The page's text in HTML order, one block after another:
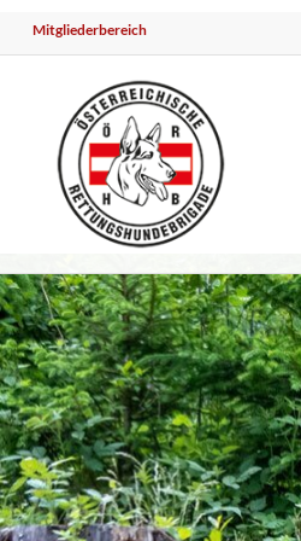
Mitgliederbereich